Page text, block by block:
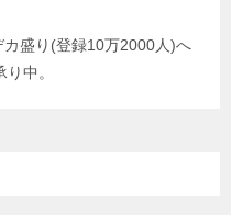
盛り(登録10万2000人)へ
中。